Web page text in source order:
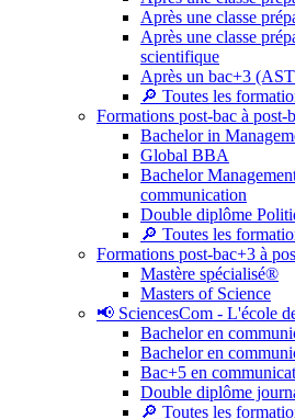
Après une classe
Après une classe
scientifique
Après un bac+3
🔎 Toutes les
Formations post-bac à post-
Bachelor in
Global BBA
Bachelor
communication
Double diplôme
🔎 Toutes les
Formations post-bac+3 à
Mastère spécialisé®
Masters of Science
📢 SciencesCom - L'école
Bachelor en
Bachelor en
Bac+5 en
Double diplôme
🔎 Toutes les